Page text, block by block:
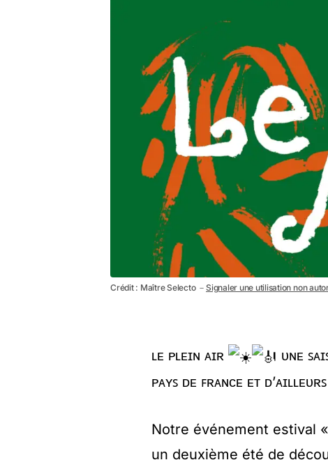
Crédit : Maître Selecto － Signaler une utilisation non
ʟᴇ ᴘʟᴇɪɴ ᴀɪʀ
ᴜɴᴇ
ᴘᴀʏꜱ ᴅᴇ ꜰʀᴀɴᴄᴇ ᴇᴛ ᴅ’ᴀɪʟʟᴇᴜʀꜱ
Notre événement estival
un deuxième été de